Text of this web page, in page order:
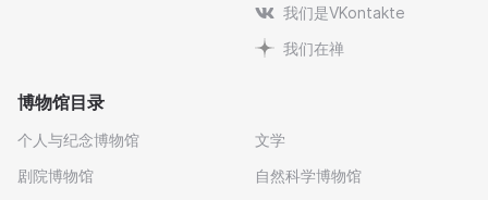
我们是VKontakte
我们在禅
博物馆目录
个人与纪念博物馆
剧院博物馆
文学
自然科学博物馆